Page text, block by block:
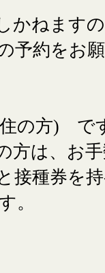
かねます
予約をお
の方) で
方は、お
接種券を
。